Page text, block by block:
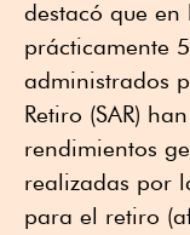
destacó que
prácticamente
administrados
Retiro (SAR)
rendimientos
realizadas por
para el retiro